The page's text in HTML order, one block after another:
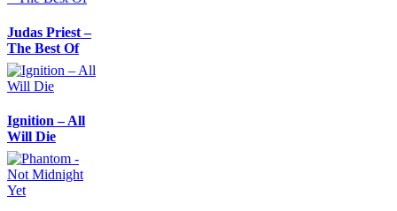
Judas Priest –
The Best Of
Ignition – All
Will Die